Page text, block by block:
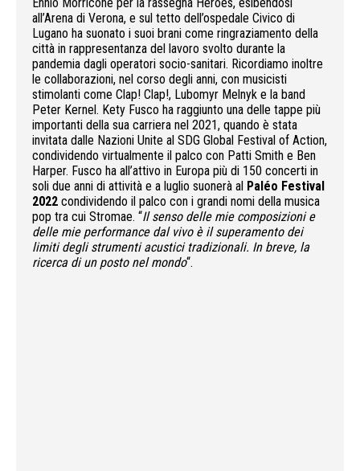
Ennio Morricone per la rassegna Heroes, esibendosi
all’Arena di Verona, e sul tetto dell’ospedale Civico di
Lugano ha suonato i suoi brani come ringraziamento della
città in rappresentanza del lavoro svolto durante la
pandemia dagli operatori socio-sanitari. Ricordiamo inoltre
le collaborazioni, nel corso degli anni, con musicisti
stimolanti come Clap! Clap!, Lubomyr Melnyk e la band
Peter Kernel. Kety Fusco ha raggiunto una delle tappe più
importanti della sua carriera nel 2021, quando è stata
invitata dalle Nazioni Unite al SDG Global Festival of Action,
condividendo virtualmente il palco con Patti Smith e Ben
Harper. Fusco ha all’attivo in Europa più di 150 concerti in
soli due anni di attività e a luglio suonerà al Paléo Festival
2022 condividendo il palco con i grandi nomi della musica
pop tra cui Stromae. “Il senso delle mie composizioni e
delle mie performance dal vivo è il superamento dei
limiti degli strumenti acustici tradizionali. In breve, la
ricerca di un posto nel mondo“.